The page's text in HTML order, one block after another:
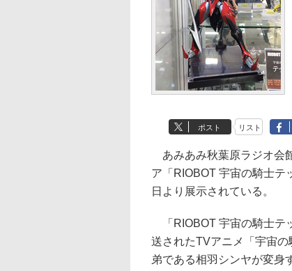
ポスト リスト
あみあみ秋葉原ラジオ会
ア「RIOBOT 宇宙の騎士テ
日より展示されている。
「RIOBOT 宇宙の騎士テ
送されたTVアニメ「宇宙
弟である相羽シンヤが変身